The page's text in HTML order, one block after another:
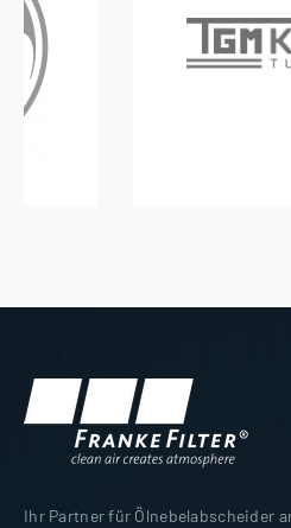
Ihr Partner für Ölnebelabscheider